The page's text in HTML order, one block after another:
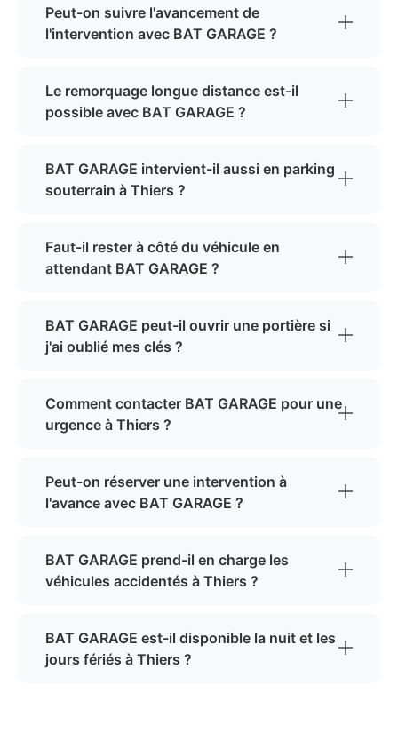
Peut-on suivre l'avancement de
l'intervention avec BAT GARAGE ?
Le remorquage longue distance est-il
possible avec BAT GARAGE ?
BAT GARAGE intervient-il aussi en parking
souterrain à Thiers ?
Faut-il rester à côté du véhicule en
attendant BAT GARAGE ?
BAT GARAGE peut-il ouvrir une portière si
j'ai oublié mes clés ?
Comment contacter BAT GARAGE pour une
urgence à Thiers ?
Peut-on réserver une intervention à
l'avance avec BAT GARAGE ?
BAT GARAGE prend-il en charge les
véhicules accidentés à Thiers ?
BAT GARAGE est-il disponible la nuit et les
jours fériés à Thiers ?